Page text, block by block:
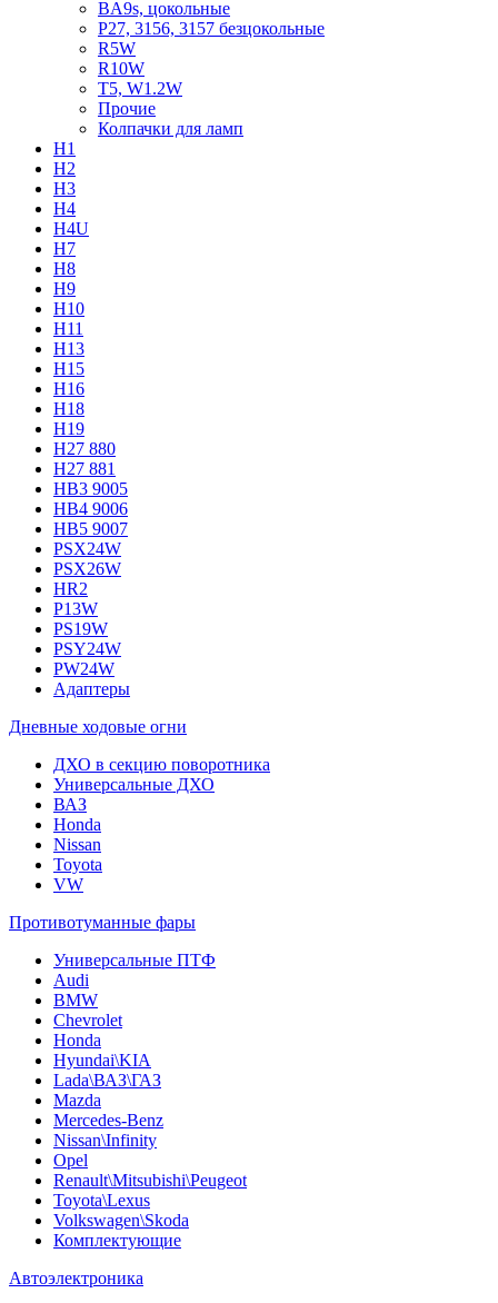
BA9s, цокольные
P27, 3156, 3157 безцокольные
R5W
R10W
T5, W1.2W
Прочие
Колпачки для ламп
H1
H2
H3
H4
H4U
H7
H8
H9
H10
H11
H13
H15
H16
H18
H19
H27 880
H27 881
HB3 9005
HB4 9006
HB5 9007
PSX24W
PSX26W
HR2
P13W
PS19W
PSY24W
PW24W
Адаптеры
Дневные ходовые огни
ДХО в секцию поворотника
Универсальные ДХО
ВАЗ
Honda
Nissan
Toyota
VW
Противотуманные фары
Универсальные ПТФ
Audi
BMW
Chevrolet
Honda
Hyundai\KIA
Lada\ВАЗ\ГАЗ
Mazda
Mercedes-Benz
Nissan\Infinity
Opel
Renault\Mitsubishi\Peugeot
Toyota\Lexus
Volkswagen\Skoda
Комплектующие
Автоэлектроника